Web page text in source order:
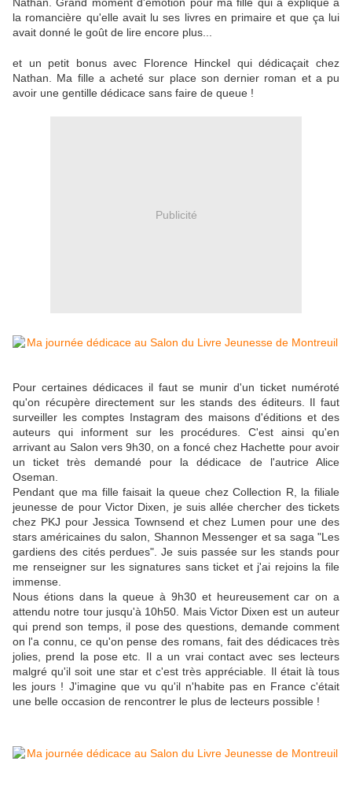
la romancière qu'elle avait lu ses livres en primaire et que ça lui
avait donné le goût de lire encore plus...
et un petit bonus avec Florence Hinckel qui dédicaçait chez
Nathan. Ma fille a acheté sur place son dernier roman et a pu
avoir une gentille dédicace sans faire de queue !
Publicité
Pour certaines dédicaces il faut se munir d'un ticket numéroté
qu'on récupère directement sur les stands des éditeurs. Il faut
surveiller les comptes Instagram des maisons d'éditions et des
auteurs qui informent sur les procédures. C'est ainsi qu'en
arrivant au Salon vers 9h30, on a foncé chez Hachette pour avoir
un ticket très demandé pour la dédicace de l'autrice Alice
Oseman.
Pendant que ma fille faisait la queue chez Collection R, la filiale
jeunesse de pour Victor Dixen, je suis allée chercher des tickets
chez PKJ pour Jessica Townsend et chez Lumen pour une des
stars américaines du salon, Shannon Messenger et sa saga "Les
gardiens des cités perdues". Je suis passée sur les stands pour
me renseigner sur les signatures sans ticket et j'ai rejoins la file
immense.
Nous étions dans la queue à 9h30 et heureusement car on a
attendu notre tour jusqu'à 10h50. Mais Victor Dixen est un auteur
qui prend son temps, il pose des questions, demande comment
on l'a connu, ce qu'on pense des romans, fait des dédicaces très
jolies, prend la pose etc. Il a un vrai contact avec ses lecteurs
malgré qu'il soit une star et c'est très appréciable. Il était là tous
les jours ! J'imagine que vu qu'il n'habite pas en France c'était
une belle occasion de rencontrer le plus de lecteurs possible !